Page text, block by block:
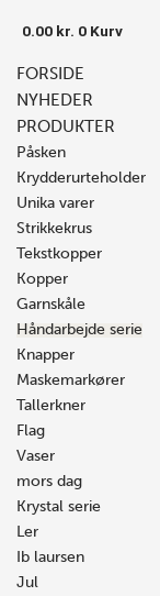
0.00 kr. 0 Kurv
FORSIDE
NYHEDER
PRODUKTER
Påsken
Krydderurteholder
Unika varer
Strikkekrus
Tekstkopper
Kopper
Garnskåle
Håndarbejde serie
Knapper
Maskemarkører
Tallerkner
Flag
Vaser
mors dag
Krystal serie
Ler
Ib laursen
Jul